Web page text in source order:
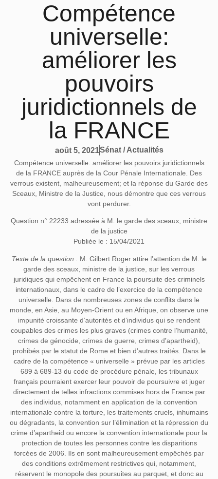
Compétence
universelle:
améliorer les
pouvoirs
juridictionnels de
la FRANCE
août 5, 2021Sénat / Actualités
Compétence universelle: améliorer les pouvoirs juridictionnels
de la FRANCE auprès de la Cour Pénale Internationale. Des
verrous existent, malheureusement; et la réponse du Garde des
Sceaux, Ministre de la Justice, nous démontre que ces verrous
vont perdurer.
Question n° 22233 adressée à M. le garde des sceaux, ministre
de la justice
Publiée le : 15/04/2021
Texte de la question :M. Gilbert Roger attire l’attention de M. le
garde des sceaux, ministre de la justice, sur les verrous
juridiques qui empêchent en France la poursuite des criminels
internationaux, dans le cadre de l’exercice de la compétence
universelle. Dans de nombreuses zones de conflits dans le
monde, en Asie, au Moyen-Orient ou en Afrique, on observe une
impunité croissante d’autorités et d’individus qui se rendent
coupables des crimes les plus graves (crimes contre l’humanité,
crimes de génocide, crimes de guerre, crimes d’apartheid),
prohibés par le statut de Rome et bien d’autres traités. Dans le
cadre de la compétence « universelle » prévue par les articles
689 à 689-13 du code de procédure pénale, les tribunaux
français pourraient exercer leur pouvoir de poursuivre et juger
directement de telles infractions commises hors de France par
des individus, notamment en application de la convention
internationale contre la torture, les traitements cruels, inhumains
ou dégradants, la convention sur l’élimination et la répression du
crime d’apartheid ou encore la convention internationale pour la
protection de toutes les personnes contre les disparitions
forcées de 2006. Ils en sont malheureusement empêchés par
des conditions extrêmement restrictives qui, notamment,
réservent le monopole des poursuites au parquet, et donc au